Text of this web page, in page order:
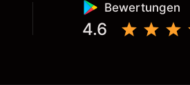
Bewertungen
4.6